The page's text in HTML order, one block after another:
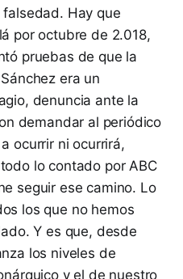
Hay que
por octubre de 2.018,
pruebas de que la
era un
denuncia ante la
demandar al periódico
ocurrir ni ocurrirá,
lo contado por ABC
seguir ese camino. Lo
los que no hemos
Y es que, desde
los niveles de
y el de nuestro